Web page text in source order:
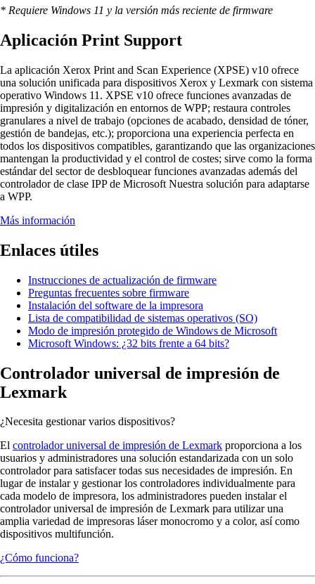
* Requiere Windows 11 y la versión más reciente de firmware
Aplicación Print Support
La aplicación Xerox Print and Scan Experience (XPSE) v10 ofrece
una solución unificada para dispositivos Xerox y Lexmark con sistema
operativo Windows 11. XPSE v10 ofrece funciones avanzadas de
impresión y digitalización en entornos de WPP; restaura controles
granulares a nivel de trabajo (opciones de acabado, densidad de tóner,
gestión de bandejas, etc.); proporciona una experiencia perfecta en
todos los dispositivos compatibles, garantizando que las organizaciones
mantengan la productividad y el control de costes; sirve como la forma
estándar del sector de desbloquear funciones avanzadas además del
controlador de clase IPP de Microsoft Nuestra solución para adaptarse
a WPP.
Más información
Enlaces útiles
Instrucciones de actualización de firmware
Preguntas frecuentes sobre firmware
Instalación del software de la impresora
Lista de compatibilidad de sistemas operativos (SO)
Modo de impresión protegido de Windows de Microsoft
Microsoft Windows: ¿32 bits frente a 64 bits?
Controlador universal de impresión de
Lexmark
¿Necesita gestionar varios dispositivos?
El controlador universal de impresión de Lexmark proporciona a los
usuarios y administradores una solución estandarizada con un solo
controlador para satisfacer todas sus necesidades de impresión. En
lugar de instalar y gestionar los controladores individualmente para
cada modelo de impresora, los administradores pueden instalar el
controlador universal de impresión de Lexmark para utilizar una
amplia variedad de impresoras láser monocromo y a color, así como
dispositivos multifunción.
¿Cómo funciona?